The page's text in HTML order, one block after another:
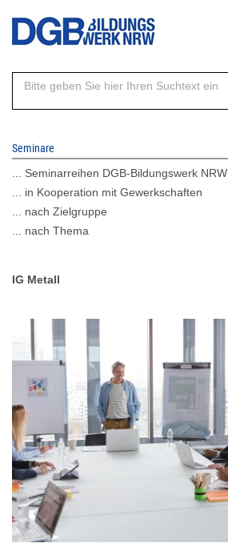
Direkt
Inhalt
Seminare
... Seminarreihen DGB-Bildungswerk NRW
... in Kooperation mit Gewerkschaften
... nach Zielgruppe
... nach Thema
IG Metall